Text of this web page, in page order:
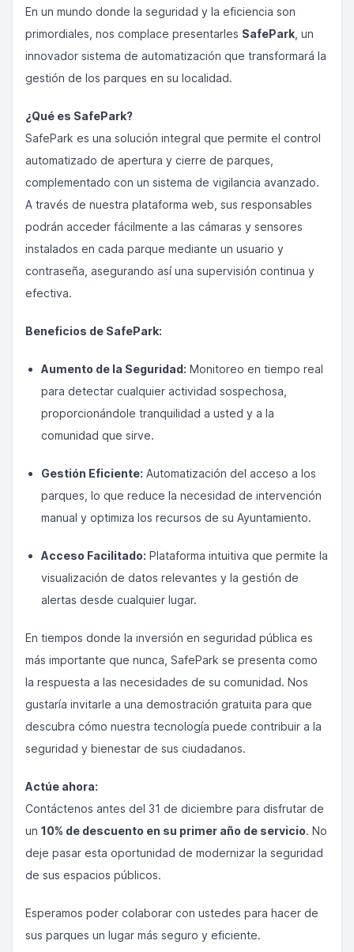
En un mundo donde la seguridad y la eficiencia son
primordiales, nos complace presentarles SafePark , un
innovador sistema de automatización que transformará la
gestión de los parques en su localidad.
¿Qué es SafePark?
SafePark es una solución integral que permite el control
automatizado de apertura y cierre de parques,
complementado con un sistema de vigilancia avanzado.
A través de nuestra plataforma web, sus responsables
podrán acceder fácilmente a las cámaras y sensores
instalados en cada parque mediante un usuario y
contraseña, asegurando así una supervisión continua y
efectiva.
Beneficios de SafePark:
Aumento de la Seguridad: Monitoreo en tiempo real
para detectar cualquier actividad sospechosa,
proporcionándole tranquilidad a usted y a la
comunidad que sirve.
Gestión Eficiente: Automatización del acceso a los
parques, lo que reduce la necesidad de intervención
manual y optimiza los recursos de su Ayuntamiento.
Acceso Facilitado: Plataforma intuitiva que permite la
visualización de datos relevantes y la gestión de
alertas desde cualquier lugar.
En tiempos donde la inversión en seguridad pública es
más importante que nunca, SafePark se presenta como
la respuesta a las necesidades de su comunidad. Nos
gustaría invitarle a una demostración gratuita para que
descubra cómo nuestra tecnología puede contribuir a la
seguridad y bienestar de sus ciudadanos.
Actúe ahora:
Contáctenos antes del 31 de diciembre para disfrutar de
un 10% de descuento en su primer año de servicio. No
deje pasar esta oportunidad de modernizar la seguridad
de sus espacios públicos.
Esperamos poder colaborar con ustedes para hacer de
sus parques un lugar más seguro y eficiente.